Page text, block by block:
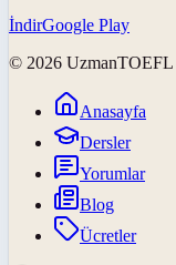
İndirGoogle Play
© 2026 UzmanTOEFL
Anasayfa
Dersler
Yorumlar
Blog
Ücretler